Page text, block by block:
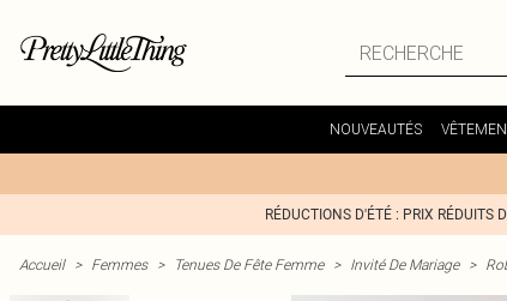
NOUVEAUTÉS
RÉDUCTIONS D'ÉTÉ : PRIX RÉDUITS
Accueil > Femmes > Tenues De Fête Femme > Invité De Mariage >